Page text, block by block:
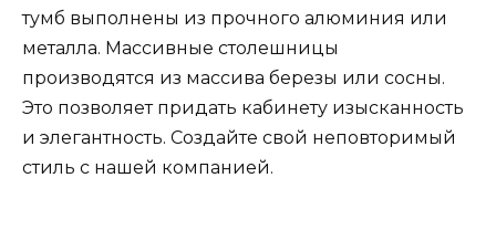
тумб выполнены из прочного алюминия или
металла. Массивные столешницы
производятся из массива березы или сосны.
Это позволяет придать кабинету изысканность
и элегантность. Создайте свой неповторимый
стиль с нашей компанией.